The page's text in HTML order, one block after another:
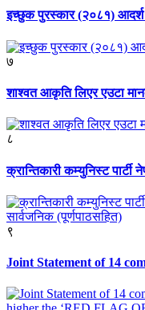
इच्छुक पुरस्कार (२०८१)
७
शाश्वत आकृति लिएर एउटा
८
क्रान्तिकारी कम्युनिस्ट
९
Joint Statement of 14